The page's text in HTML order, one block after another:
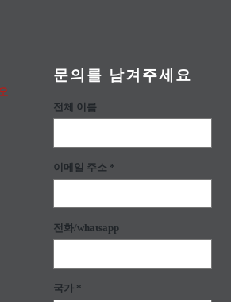
문의를 남겨주세요
전체 이름
이메일 주소 *
전화/whatsapp
국가 *